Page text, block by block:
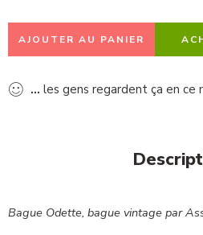
AJOUTER AU PANIER
... les gens regardent ça en ce
Bague Odette, bague vintage par